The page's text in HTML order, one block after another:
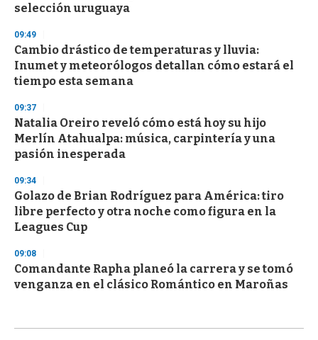
selección uruguaya
09:49
Cambio drástico de temperaturas y lluvia:
Inumet y meteorólogos detallan cómo estará el
tiempo esta semana
09:37
Natalia Oreiro reveló cómo está hoy su hijo
Merlín Atahualpa: música, carpintería y una
pasión inesperada
09:34
Golazo de Brian Rodríguez para América: tiro
libre perfecto y otra noche como figura en la
Leagues Cup
09:08
Comandante Rapha planeó la carrera y se tomó
venganza en el clásico Romántico en Maroñas